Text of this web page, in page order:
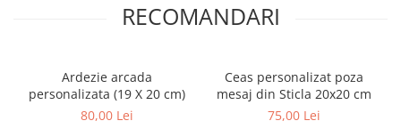
RECOMANDARI
Ardezie arcada
personalizata (19 X 20 cm)
80,00 Lei
Ceas personalizat poza
mesaj din Sticla 20x20 cm
75,00 Lei